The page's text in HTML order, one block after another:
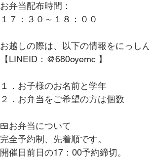
お弁当配布時間：
１７：３０～１８：００
お越しの際は、以下の情報をにっし
【LINEID：@680oyemc 】
１．お子様のお名前と学年
２．お弁当をご希望の方は個数
🍱お弁当について
完全予約制、先着順です。
開催日前日の17：00予約締切。